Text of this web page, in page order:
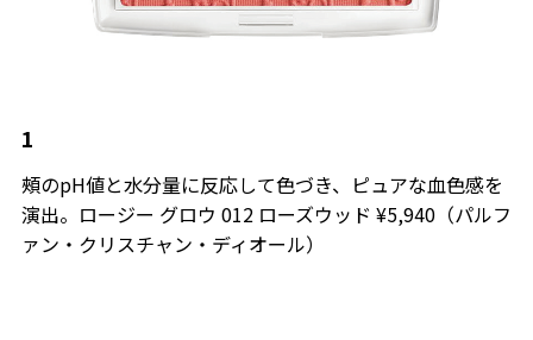
1
頰のpH値と水分量に反応して色づき、ピュアな血色感を
演出。ロージー グロウ 012 ローズウッド ¥5,940（パルフ
ァン・クリスチャン・ディオール）